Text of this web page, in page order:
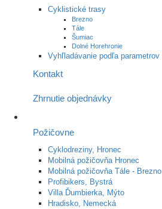
Cyklistické trasy
Brezno
Tále
Šumiac
Dolné Horehronie
Vyhľladávanie podľa parametrov
Kontakt
Zhrnutie objednávky
Požičovne
Cyklodreziny, Hronec
Mobilná požičovňa Hronec
Mobilná požičovňa Tále - Brezno
Profibikers, Bystrá
Villa Ďumbierka, Mýto
Hradisko, Nemecká